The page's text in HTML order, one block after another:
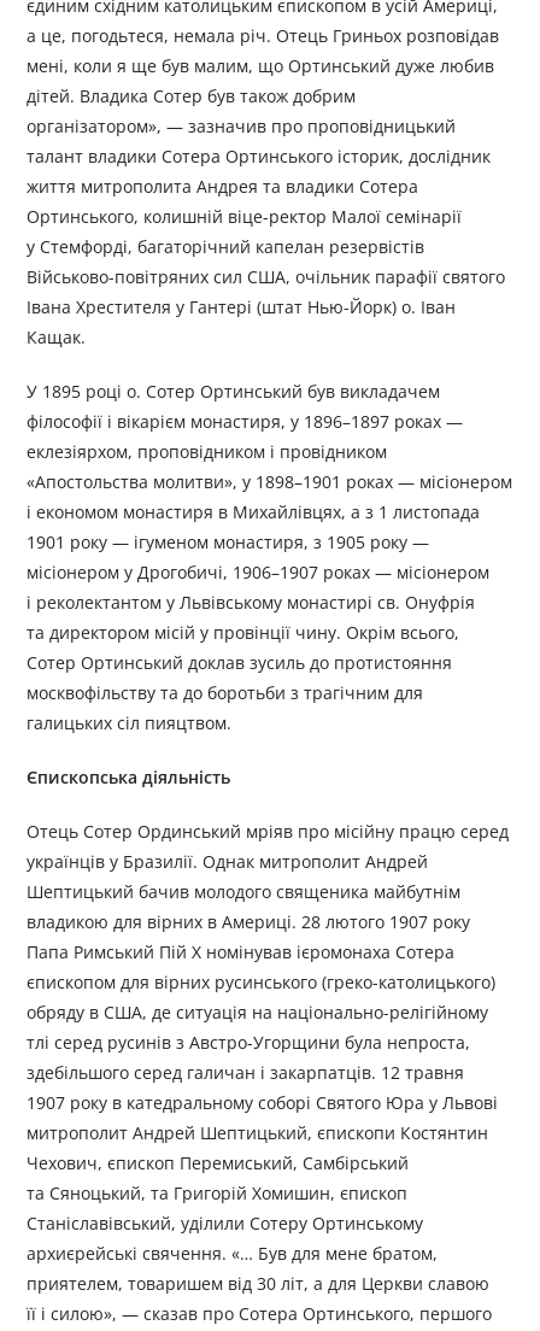
єдиним східним католицьким єпископом в усій Америці,
а це, погодьтеся, немала річ. Отець Гриньох розповідав
мені, коли я ще був малим, що Ортинський дуже любив
дітей. Владика Сотер був також добрим
організатором», — зазначив про проповідницький
талант владики Сотера Ортинського історик, дослідник
життя митрополита Андрея та владики Сотера
Ортинського, колишній віце-ректор Малої семінарії
у Стемфорді, багаторічний капелан резервістів
Військово-повітряних сил США, очільник парафії святого
Івана Хрестителя у Гантері (штат Нью-Йорк) о. Іван
Кащак.
У 1895 році о. Сотер Ортинський був викладачем
філософії і вікарієм монастиря, у 1896–1897 роках —
еклезіярхом, проповідником і провідником
«Апостольства молитви», у 1898–1901 роках — місіонером
і економом монастиря в Михайлівцях, а з 1 листопада
1901 року — ігуменом монастиря, з 1905 року —
місіонером у Дрогобичі, 1906–1907 роках — місіонером
і реколектантом у Львівському монастирі св. Онуфрія
та директором місій у провінції чину. Окрім всього,
Сотер Ортинський доклав зусиль до протистояння
москвофільству та до боротьби з трагічним для
галицьких сіл пияцтвом.
Єпископська діяльність
Отець Сотер Ординський мріяв про місійну працю серед
українців у Бразилії. Однак митрополит Андрей
Шептицький бачив молодого священика майбутнім
владикою для вірних в Америці. 28 лютого 1907 року
Папа Римський Пій X номінував ієромонаха Сотера
єпископом для вірних русинського (греко-католицького)
обряду в США, де ситуація на національно-релігійному
тлі серед русинів з Австро-Угорщини була непроста,
здебільшого серед галичан і закарпатців. 12 травня
1907 року в катедральному соборі Святого Юра у Львові
митрополит Андрей Шептицький, єпископи Костянтин
Чехович, єпископ Перемиський, Самбірський
та Сяноцький, та Григорій Хомишин, єпископ
Станіславівський, уділили Сотеру Ортинському
архиєрейські свячення. «… Був для мене братом,
приятелем, товаришем від 30 літ, а для Церкви славою
її і силою», — сказав про Сотера Ортинського, першого